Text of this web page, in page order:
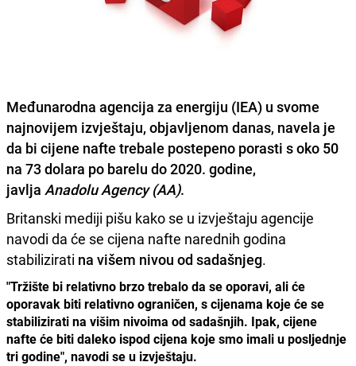
Međunarodna agencija za energiju (IEA) u svome
najnovijem izvještaju, objavljenom danas, navela je
da bi cijene nafte trebale postepeno porasti s oko 50
na 73 dolara po barelu do 2020. godine,
javlja Anadolu Agency (AA).
Britanski mediji pišu kako se u izvještaju agencije
navodi da će se cijena nafte narednih godina
stabilizirati na višem nivou od sadašnjeg.
"Tržište bi relativno brzo trebalo da se oporavi, ali će
oporavak biti relativno ograničen, s cijenama koje će se
stabilizirati na višim nivoima od sadašnjih. Ipak, cijene
nafte će biti daleko ispod cijena koje smo imali u posljednje
tri godine", navodi se u izvještaju.